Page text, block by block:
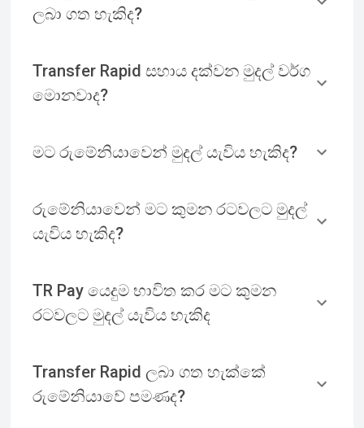
ලබා ගත හැකිද?
Transfer Rapid සහාය දක්වන මුදල් වර්ග
මොනවාද?
මට රුමේනියාවෙන් මුදල් යැවිය හැකිද?
රුමේනියාවෙන් මට කුමන රටවලට මුදල්
යැවිය හැකිද?
TR Pay යෙදුම භාවිත කර මට කුමන
රටවලට මුදල් යැවිය හැකිද
Transfer Rapid ලබා ගත හැක්කේ
රුමේනියාවේ පමණද?